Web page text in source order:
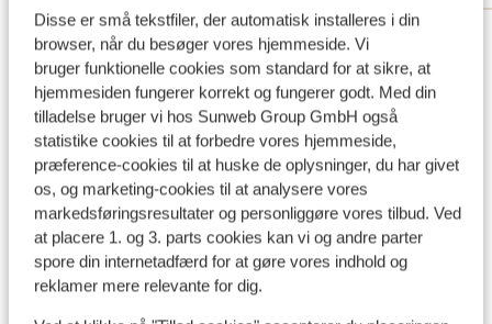
Disse er små tekstfiler, der automatisk installeres i din
browser, når du besøger vores hjemmeside. Vi
bruger funktionelle cookies som standard for at sikre, at
hjemmesiden fungerer korrekt og fungerer godt. Med din
tilladelse bruger vi hos Sunweb Group GmbH også
statistike cookies til at forbedre vores hjemmeside,
præference-cookies til at huske de oplysninger, du har givet
os, og marketing-cookies til at analysere vores
markedsføringsresultater og personliggøre vores tilbud. Ved
at placere 1. og 3. parts cookies kan vi og andre parter
spore din internetadfærd for at gøre vores indhold og
reklamer mere relevante for dig.
Se alle 29 anmeldelser
Lokation
Se på kort